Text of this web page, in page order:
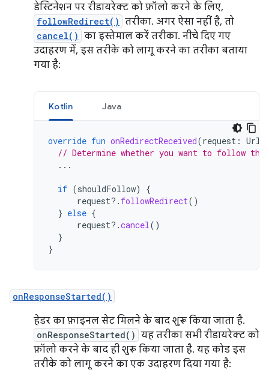
डेस्टिनेशन पर रीडायरेक्ट को फ़ॉलो करने के लिए,
followRedirect() तरीका. अगर ऐसा नहीं है, तो
cancel() का इस्तेमाल करें तरीका. नीचे दिए गए
उदाहरण में, इस तरीके को लागू करने का तरीका बताया
गया है:
Kotlin Java
override fun onRedirectReceived(request :
// Determine whether you want to follow
...
if (shouldFollow)
{
request?. followRedirect()
} else {
request?.cancel()
}
}
onResponseStarted()
हेडर का फ़ाइनल सेट मिलने के बाद शुरू किया जाता है.
onResponseStarted() यह तरीका सभी रीडायरेक्ट को
फ़ॉलो करने के बाद ही शुरू किया जाता है. यह कोड इस
तरीके को लागू करने का एक उदाहरण दिया गया है: